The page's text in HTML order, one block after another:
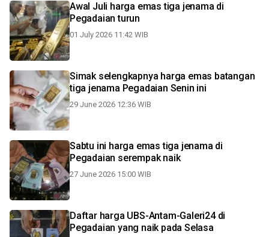
Awal Juli harga emas tiga jenama di
Pegadaian turun
01 July 2026 11:42 WIB
Simak selengkapnya harga emas batangan
tiga jenama Pegadaian Senin ini
29 June 2026 12:36 WIB
Sabtu ini harga emas tiga jenama di
Pegadaian serempak naik
27 June 2026 15:00 WIB
Daftar harga UBS-Antam-Galeri24 di
Pegadaian yang naik pada Selasa